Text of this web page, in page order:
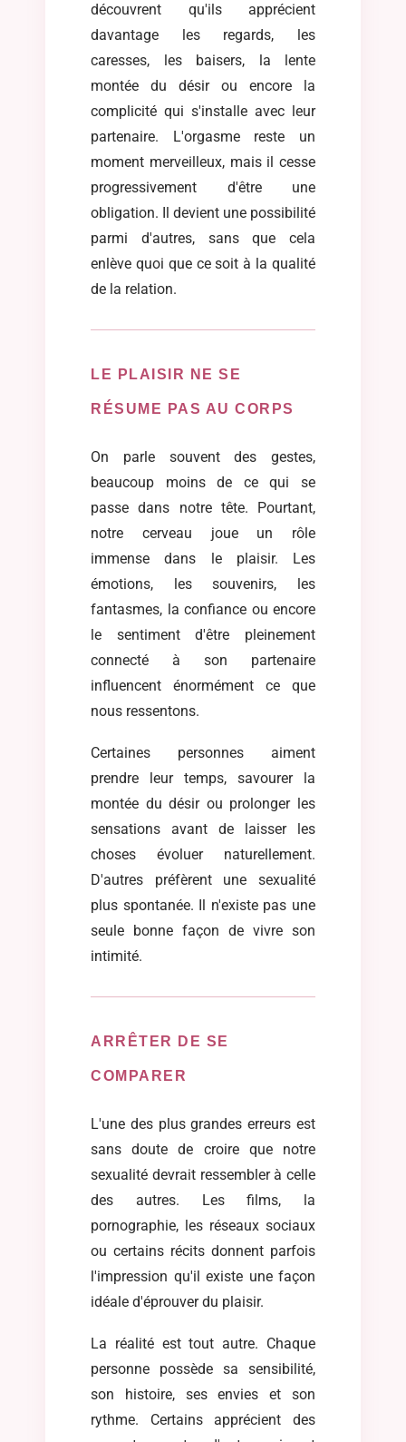
découvrent qu'ils apprécient
davantage les regards, les
caresses, les baisers, la lente
montée du désir ou encore la
complicité qui s'installe avec leur
partenaire. L'orgasme reste un
moment merveilleux, mais il cesse
progressivement d'être une
obligation. Il devient une possibilité
parmi d'autres, sans que cela
enlève quoi que ce soit à la qualité
de la relation.
LE PLAISIR NE SE
RÉSUME PAS AU CORPS
On parle souvent des gestes,
beaucoup moins de ce qui se
passe dans notre tête. Pourtant,
notre cerveau joue un rôle
immense dans le plaisir. Les
émotions, les souvenirs, les
fantasmes, la confiance ou encore
le sentiment d'être pleinement
connecté à son partenaire
influencent énormément ce que
nous ressentons.
Certaines personnes aiment
prendre leur temps, savourer la
montée du désir ou prolonger les
sensations avant de laisser les
choses évoluer naturellement.
D'autres préfèrent une sexualité
plus spontanée. Il n'existe pas une
seule bonne façon de vivre son
intimité.
ARRÊTER DE SE
COMPARER
L'une des plus grandes erreurs est
sans doute de croire que notre
sexualité devrait ressembler à celle
des autres. Les films, la
pornographie, les réseaux sociaux
ou certains récits donnent parfois
l'impression qu'il existe une façon
idéale d'éprouver du plaisir.
La réalité est tout autre. Chaque
personne possède sa sensibilité,
son histoire, ses envies et son
rythme. Certains apprécient des